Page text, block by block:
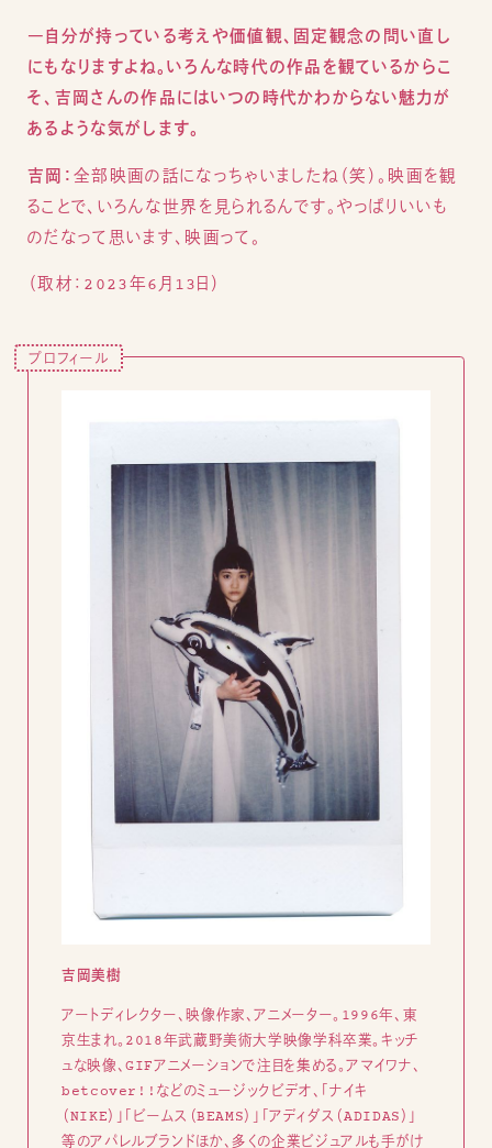
―自分が持っている考えや価値観、固定観念の問い直し
にもなりますよね。いろんな時代の作品を観ているからこ
そ、吉岡さんの作品にはいつの時代かわからない魅力が
あるような気がします。
吉岡：全部映画の話になっちゃいましたね（笑）。映画を観
ることで、いろんな世界を見られるんです。やっぱりいいも
のだなって思います、映画って。
（取材：2023年6月13日）
吉岡美樹
アートディレクター、映像作家、アニメーター。1996年、東
京生まれ。2018年武蔵野美術大学映像学科卒業。キッチ
ュな映像、GIFアニメーションで注目を集める。アマイワナ、
betcover!!などのミュージックビデオ、「ナイキ
（NIKE）」「ビームス（BEAMS）」「アディダス（ADIDAS）」
等のアパレルブランドほか、多くの企業ビジュアルも手がけ
プロフィール